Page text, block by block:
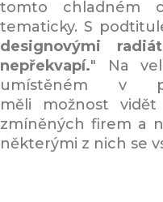
tomto chladném
tematicky. S
designovými
nepřekvapí." Na
umístěném v
měli možnost
zmíněných firem a
některými z nich se